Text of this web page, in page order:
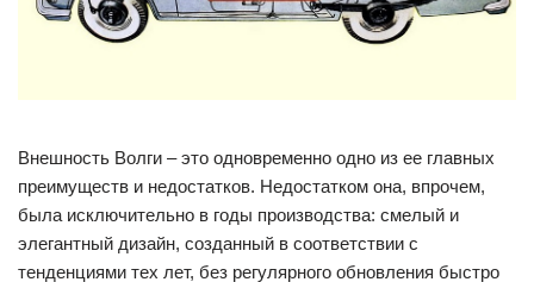
Внешность Волги – это одновременно одно из ее главных
преимуществ и недостатков. Недостатком она, впрочем,
была исключительно в годы производства: смелый и
элегантный дизайн, созданный в соответствии с
тенденциями тех лет, без регулярного обновления быстро